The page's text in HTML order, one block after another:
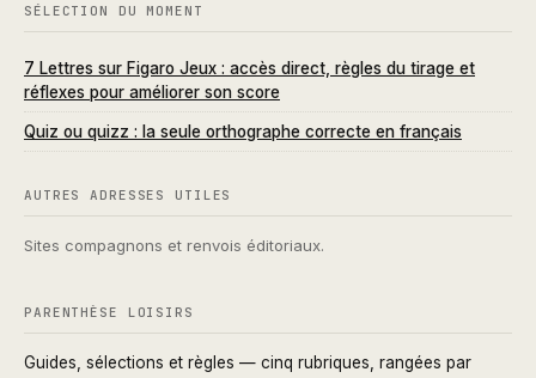
SÉLECTION DU MOMENT
7 Lettres sur Figaro Jeux : accès direct, règles du tirage et
réflexes pour améliorer son score
Quiz ou quizz : la seule orthographe correcte en français
AUTRES ADRESSES UTILES
Sites compagnons et renvois éditoriaux.
PARENTHÈSE LOISIRS
Guides, sélections et règles — cinq rubriques, rangées par